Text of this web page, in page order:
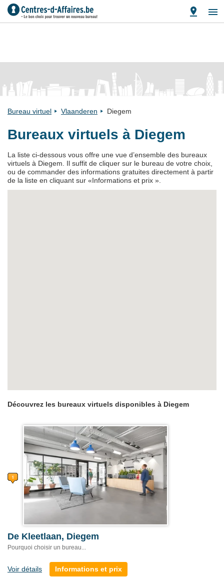
Bureau virtuel Vlaanderen Diegem
Bureaux virtuels à Diegem
La liste ci-dessous vous offre une vue d’ensemble des bureaux
virtuels à Diegem. Il suffit de cliquer sur le bureau de votre choix,
ou de commander des informations gratuites directement à partir
de la liste en cliquant sur «Informations et prix ».
Découvrez les bureaux virtuels disponibles à Diegem
De Kleetlaan, Diegem
Pourquoi choisir un bureau...
Voir détails Informations et prix